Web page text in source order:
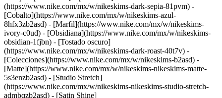
(https://www.nike.com/mx/w/nikeskims-dark-sepia-81pvm) -
[Cobalto](https://www.nike.com/mx/w/nikeskims-azul-
8hfx3zb2asd) - [Marfil](https://www.nike.com/mx/w/nikeskims-
ivory-c0ud) - [Obsidiana](https://www.nike.com/mx/w/nikeskims-
obsidian-1fjbn) - [Tostado oscuro]
(https://www.nike.com/mx/w/nikeskims-dark-roast-40t7v) -
[Colecciones](https://www.nike.com/mx/w/nikeskims-b2asd) -
[Matte](https://www.nike.com/mx/w/nikeskims-nikeskims-matte-
5s3enzb2asd) - [Studio Stretch]
(https://www.nike.com/mx/w/nikeskims-nikeskims-studio-stretch-
admbqzb2asd) - [Satin Shine]